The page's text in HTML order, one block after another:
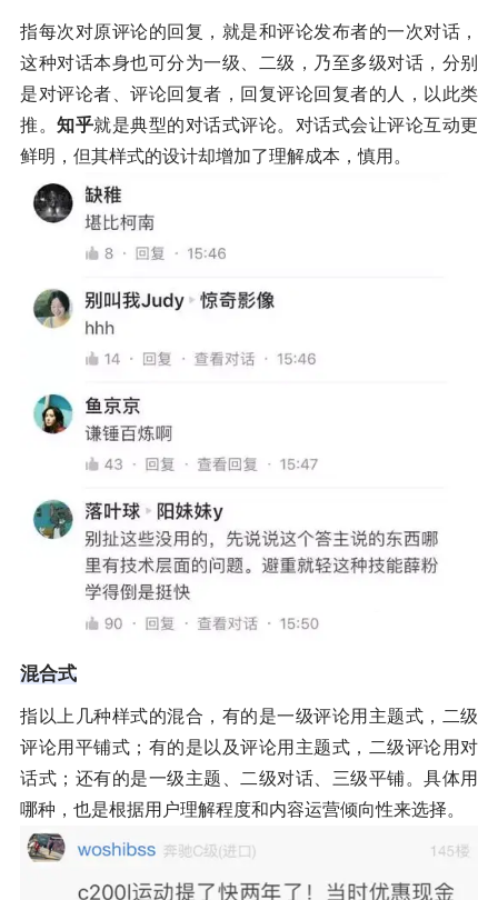
指每次对原评论的回复，就是和评论发布者的一次对话，
这种对话本身也可分为一级、二级，乃至多级对话，分别
是对评论者、评论回复者，回复评论回复者的人，以此类
推。 知乎就是典型的对话式评论。对话式会让评论互动更
鲜明，但其样式的设计却增加了理解成本，慎用。
混合式
指以上几种样式的混合，有的是一级评论用主题式，二级
评论用平铺式；有的是以及评论用主题式，二级评论用对
话式；还有的是一级主题、二级对话、三级平铺。具体用
哪种，也是根据用户理解程度和内容运营倾向性来选择。